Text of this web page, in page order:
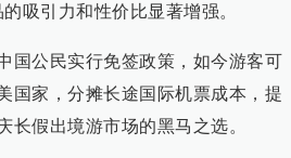
吸引力和性价比显著增强。​
国公民实行免签政策，如今游客可
国家，分摊长途国际机票成本，提
假出境游市场的黑马之选。